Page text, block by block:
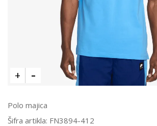
Polo majica
Šifra artikla: FN3894-412